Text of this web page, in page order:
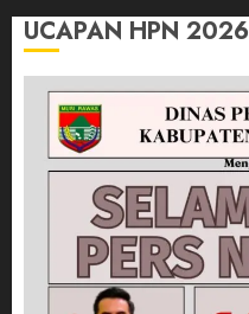
UCAPAN HPN 2026